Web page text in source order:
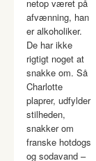
netop været på
afvænning, han
er alkoholiker.
De har ikke
rigtigt noget at
snakke om. Så
Charlotte
plaprer, udfylder
stilheden,
snakker om
franske hotdogs
og sodavand –